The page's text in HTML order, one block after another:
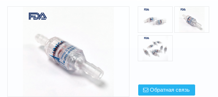
Обратная связь